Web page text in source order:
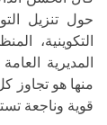
حول تنزيل
التكوينية،
المديرية
منها هو تجاوز
قوية وناجعة